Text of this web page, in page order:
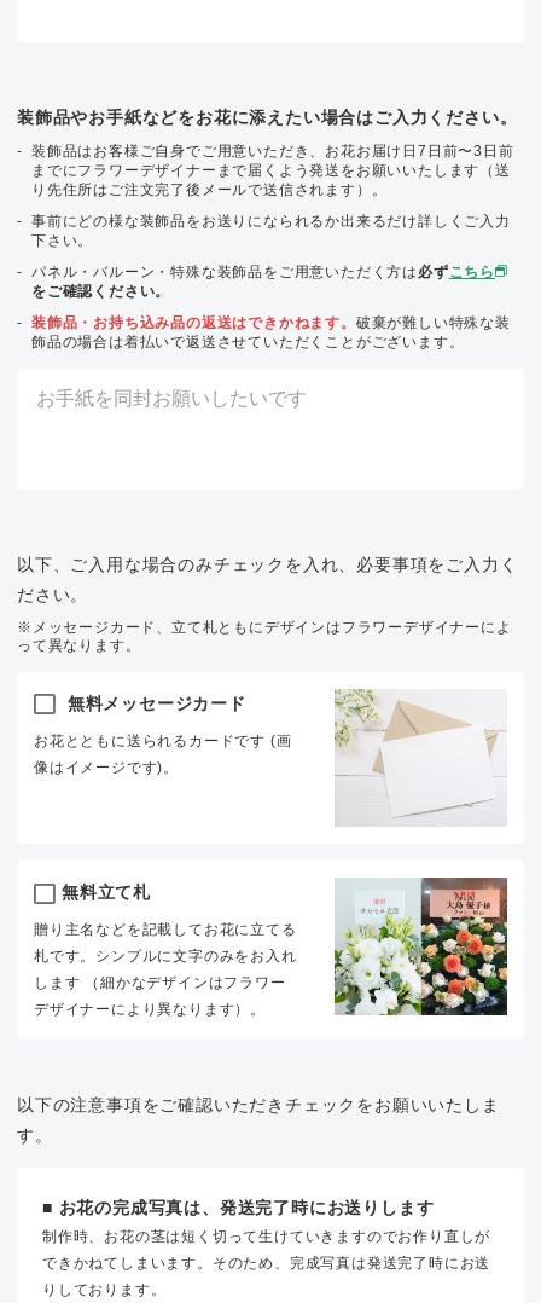
装飾品やお手紙などをお花に添えたい場合はご入力ください。
装飾品はお客様ご自身でご用意いただき、お花お届け日7日前〜3日前
までにフラワーデザイナーまで届くよう発送をお願いいたします（送
り先住所はご注文完了後メールで送信されます）。
事前にどの様な装飾品をお送りになられるか出来るだけ詳しくご入力
下さい。
パネル・バルーン・特殊な装飾品をご用意いただく方は 必ずこちら
をご確認ください。
装飾品・お持ち込み品の返送はできかねます。 破棄が難しい特殊な装
飾品の場合は着払いで返送させていただくことがございます。
以下、ご入用な場合のみチェックを入れ、必要事項をご入力く
ださい。
※メッセージカード、立て札ともにデザインはフラワーデザイナーによ
って異なります。
無料メッセージカード
お花とともに送られるカードです (画
像はイメージです)。
無料立て札
贈り主名などを記載してお花に立てる
札です。シンプルに文字のみをお入れ
します （細かなデザインはフラワー
デザイナーにより異なります）。
以下の注意事項をご確認いただきチェックをお願いいたしま
す。
■ お花の完成写真は、発送完了時にお送りします
制作時、お花の茎は短く切って生けていきますのでお作り直しが
できかねてしまいます。そのため、完成写真は発送完了時にお送
りしております。